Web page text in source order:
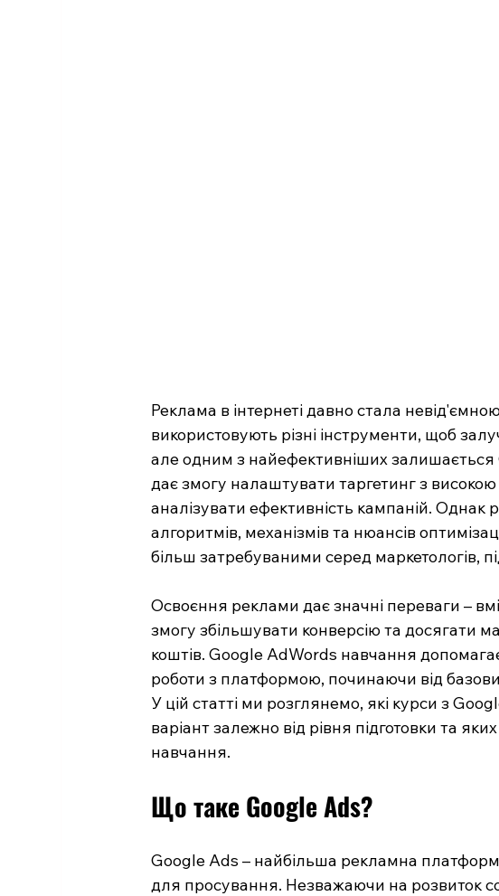
Реклама в інтернеті давно стала
використовують різні інструменти, щоб
але одним з найефективніших
дає змогу налаштувати таргетинг з
аналізувати ефективність кампаній. Однак
алгоритмів, механізмів та нюансів
більш затребуваними серед маркетологів,
Освоєння реклами дає значні переваги –
змогу збільшувати конверсію та досягати
коштів. Google AdWords навчання
роботи з платформою, починаючи від
У цій статті ми розглянемо, які курси з
варіант залежно від рівня підготовки та
навчання.
Що таке Google Ads?
Google Ads – найбільша рекламна
для просування. Незважаючи на розвиток